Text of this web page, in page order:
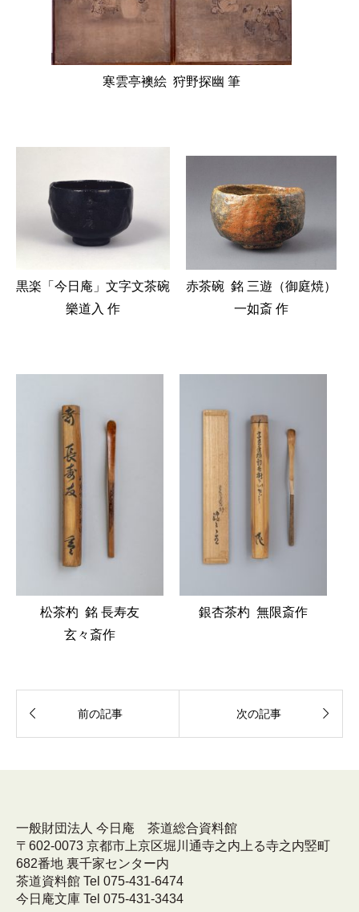
寒雲亭襖絵 狩野探幽 筆
黒楽「今日庵」文字文茶碗
樂道入 作
赤茶碗 銘 三遊（御庭焼）
一如斎 作
松茶杓 銘 長寿友
玄々斎作
銀杏茶杓 無限斎作
 前の記事 次の記事 
一般財団法人 今日庵 茶道総合資料館
〒602-0073 京都市上京区堀川通寺之内上る寺之内竪町
682番地 裏千家センター内
茶道資料館 Tel 075-431-6474
今日庵文庫 Tel 075-431-3434